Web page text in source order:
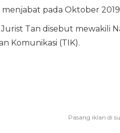
pada Oktober
Jurist Tan disebut mewakili
Komunikasi (TIK).